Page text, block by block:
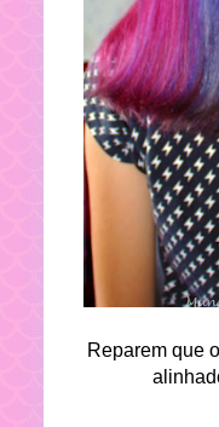
Reparem que